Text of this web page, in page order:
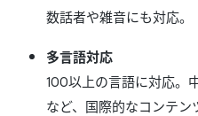
数話者や雑音にも対応。
多言語対応
100以上の言語に対応。
など、国際的なコンテン